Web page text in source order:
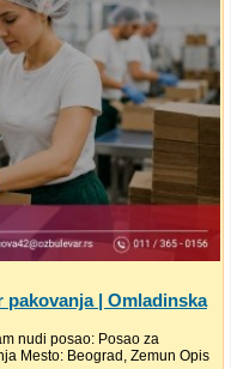
| Omladinska
nudi posao: Posao za
Mesto: Beograd, Zemun Opis